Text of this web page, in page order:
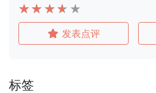
发表点评
标签